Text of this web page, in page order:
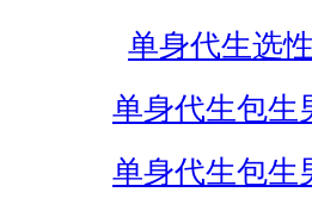
单身代生选
单身代生包生
单身代生包生